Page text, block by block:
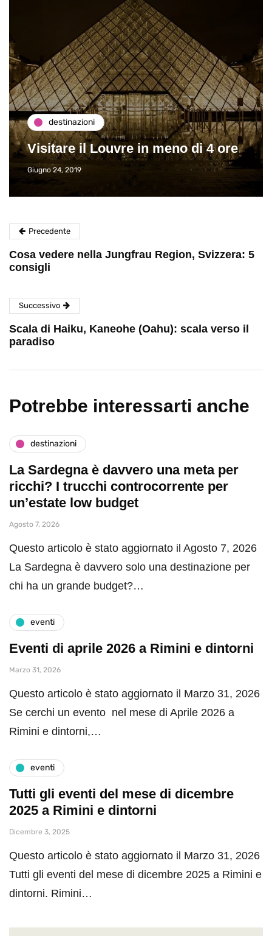
destinazioni
Visitare il Louvre in meno di 4 ore
Giugno 24, 2019
Precedente
Cosa vedere nella Jungfrau Region, Svizzera: 5
consigli
Successivo
Scala di Haiku, Kaneohe (Oahu): scala verso il
paradiso
Potrebbe interessarti anche
destinazioni
La Sardegna è davvero una meta per
ricchi? I trucchi controcorrente per
un’estate low budget
Agosto 7, 2026
Questo articolo è stato aggiornato il Agosto 7, 2026
La Sardegna è davvero solo una destinazione per
chi ha un grande budget?…
eventi
Eventi di aprile 2026 a Rimini e dintorni
Marzo 31, 2026
Questo articolo è stato aggiornato il Marzo 31, 2026
Se cerchi un evento nel mese di Aprile 2026 a
Rimini e dintorni,…
eventi
Tutti gli eventi del mese di dicembre
2025 a Rimini e dintorni
Dicembre 3, 2025
Questo articolo è stato aggiornato il Marzo 31, 2026
Tutti gli eventi del mese di dicembre 2025 a Rimini e
dintorni. Rimini…